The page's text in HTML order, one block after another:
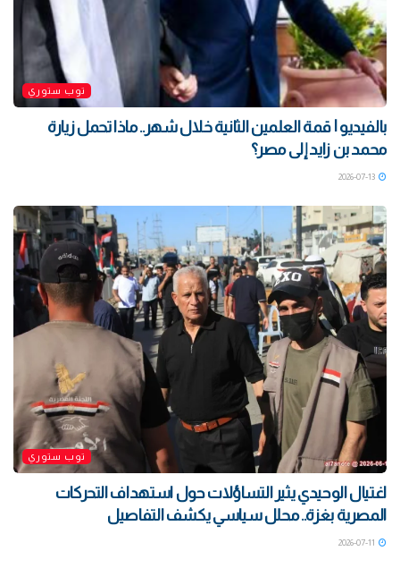
توب ستوري
بالفيديو | قمة العلمين الثانية خلال شهر.. ماذا تحمل زيارة
محمد بن زايد إلى مصر؟
توب ستوري
اغتيال الوحيدي يثير التساؤلات حول استهداف التحركات
المصرية بغزة.. محلل سياسي يكشف التفاصيل